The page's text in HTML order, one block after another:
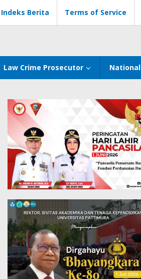
Indeks Berita Terms of Service
Law Crime Prosecutor National